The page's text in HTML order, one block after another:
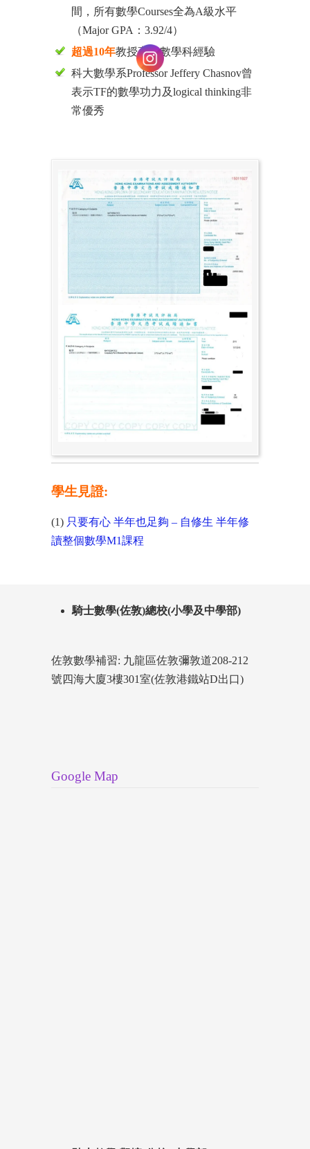
間，所有數學Courses全為A級水平
（Major GPA：3.92/4）
超過10年教授高中數學科經驗
科大數學系Professor Jeffery Chasnov曾
表示TF的數學功力及logical thinking非
常優秀
學生見證:
(1) 只要有心 半年也足夠 – 自修生 半年修
讀整個數學M1課程
騎士數學(佐敦)總校(小學及中學部)
佐敦數學補習: 九龍區佐敦彌敦道208-212
號四海大廈3樓301室(佐敦港鐵站D出口)
Google Map